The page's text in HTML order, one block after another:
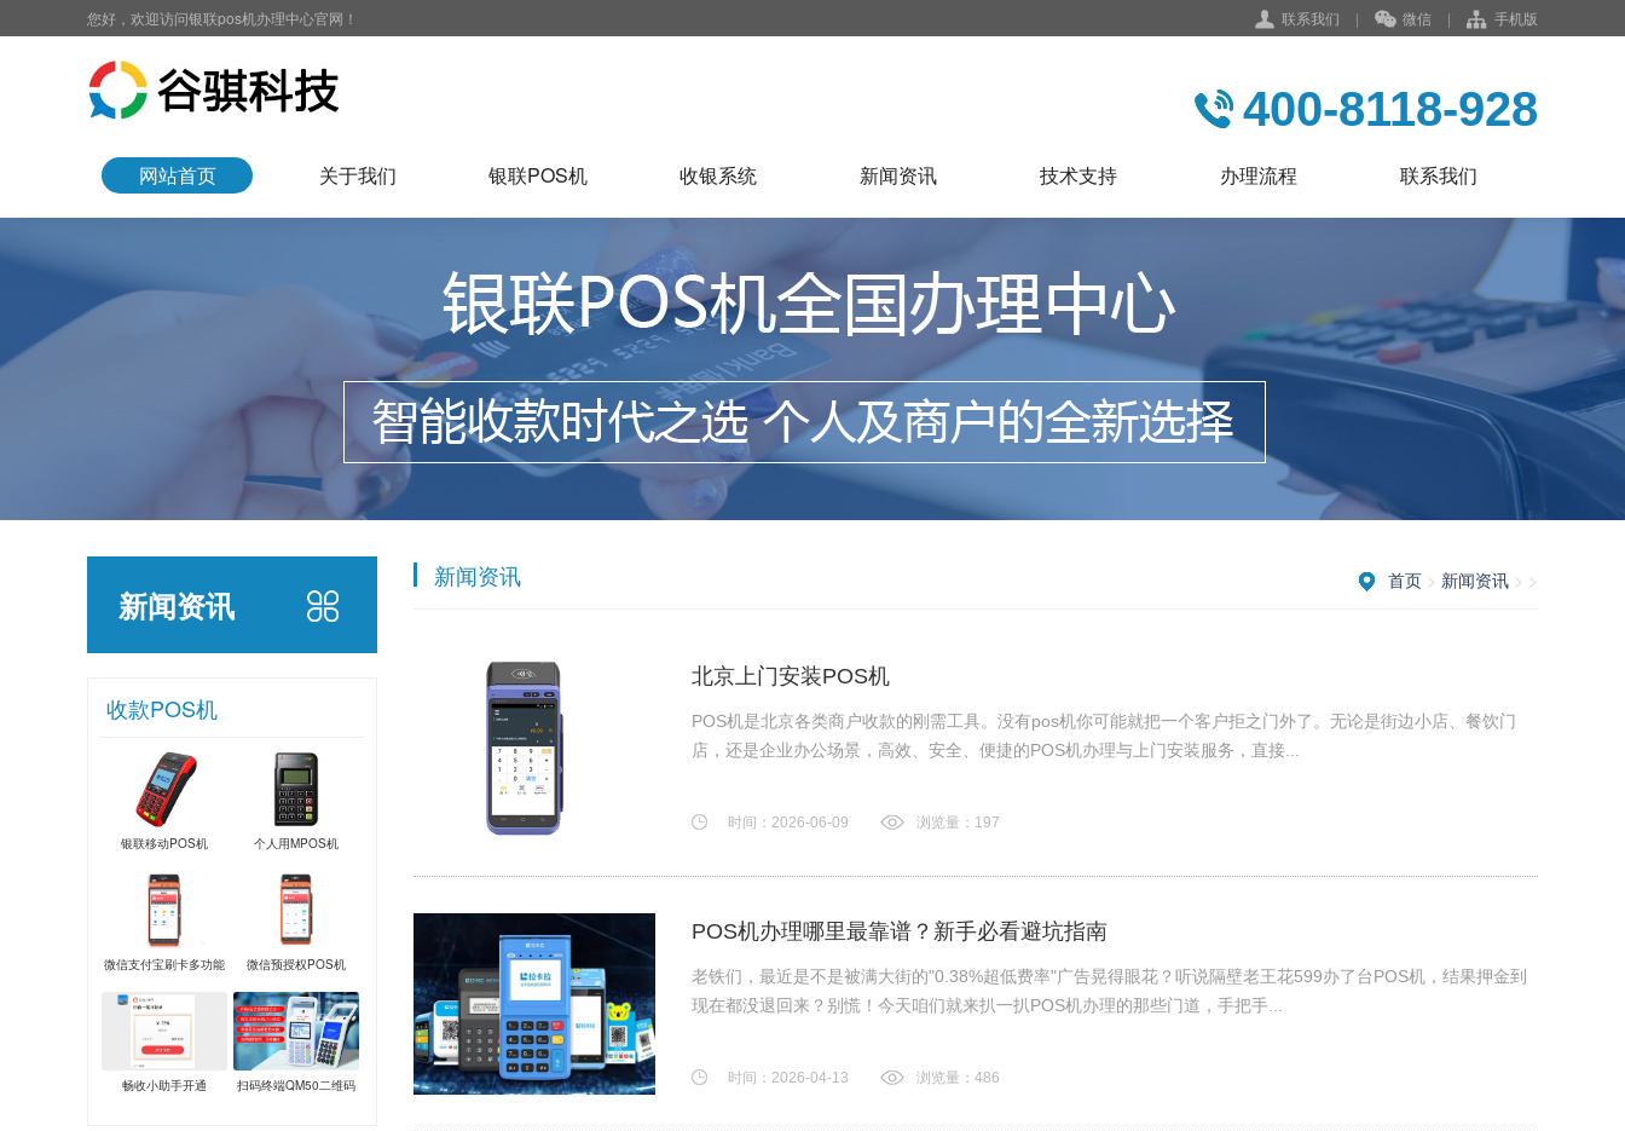
联系我们 | 微信 | 手机版
您好，欢迎访问银联pos机办理中心官网！
400-8118-928
网站首页 关于我们 银联POS机 收银系统 新闻资讯 技术支持 办理流程 联系我们
新闻资讯
收款POS机
银联移动POS机 个人用MPOS机
微信支付宝刷卡多功能
POS机
微信预授权POS机
畅收小助手开通
扫码终端QM50二维码
首页 > 新闻资讯 > >
新闻资讯
北京上门安装POS机
POS机是北京各类商户收款的刚需工具。没有pos机你可能就把一个客户拒之门外了。无论是街边小店、餐饮门
店，还是企业办公场景，高效、安全、便捷的POS机办理与上门安装服务，直接...
时间：2026-06-09 浏览量：197
POS机办理哪里最靠谱？新手必看避坑指南
老铁们，最近是不是被满大街的"0.38%超低费率"广告晃得眼花？听说隔壁老王花599办了台POS机，结果押金到
现在都没退回来？别慌！今天咱们就来扒一扒​​POS机办理的那些门道​​，手把手...
时间：2026-04-13 浏览量：486